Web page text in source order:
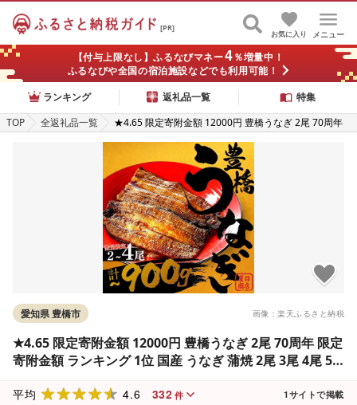
[PR]
メニュー
お気に入り
【付与上限なし】ふるなびマネー4％増量中！
ふるなびや全国の宿泊施設などでも利用可能！
ランキング
返礼品一覧
特集
TOP
全返礼品一覧
★4.65 限定寄附金額 12000円 豊橋うなぎ 2尾 70周年
限定寄附金額 ランキング 1位 国産 うなぎ 蒲焼 2尾 3尾
4尾 5尾 6尾 ~450g 夏目商店 蒲焼 白焼 紅白 国産うなぎ
海鮮 ウナギ 鰻 長蒲焼 豊橋うなぎ 豊橋
画像：楽天ふるさと納税
愛知県 豊橋市
★4.65 限定寄附金額 12000円 豊橋うなぎ 2尾 70周年 限定
寄附金額 ランキング 1位 国産 うなぎ 蒲焼 2尾 3尾 4尾 5
ナギ 鰻 長蒲焼 豊橋うなぎ 豊橋
平均 4.6 332 件 1サイトで掲載